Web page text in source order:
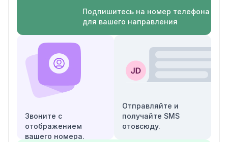
Подпишитесь на номер телефона
для вашего направления
Звоните с
отображением
вашего номера.
Отправляйте и
получайте SMS
отовсюду.